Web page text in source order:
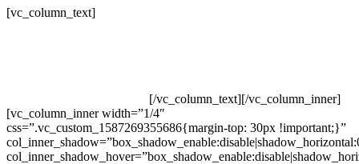
[vc_column_text]
[/vc_column_text][/vc_column_inner]
[vc_column_inner width=”1/4″
css=”.vc_custom_1587269355686{margin-top: 30px !important;}”